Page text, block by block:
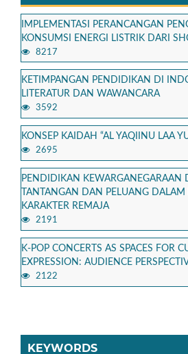
IMPLEMENTASI PERANCANGAN
KONSUMSI ENERGI LISTRIK DARI
8217
KETIMPANGAN PENDIDIKAN DI
LITERATUR DAN WAWANCARA
3592
KONSEP KAIDAH “AL YAQIINU LAA
2695
PENDIDIKAN KEWARGANEGARAAN
TANTANGAN DAN PELUANG
KARAKTER REMAJA
2191
K-POP CONCERTS AS SPACES FOR
EXPRESSION: AUDIENCE
2122
KEYWORDS